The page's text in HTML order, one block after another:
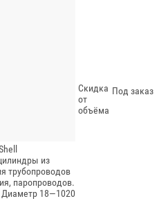
из
трубопроводов
паропроводов.
Диаметр 18—1020
Скидка
от
объёма
Под заказ